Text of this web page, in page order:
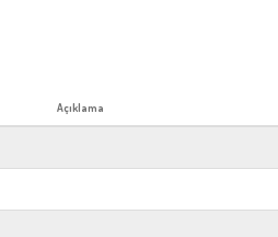
Açıklama